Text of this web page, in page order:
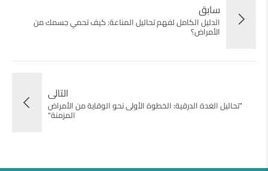
سابق
الدليل الكامل لفهم تحاليل المناعة: كيف تحمي جسمك من
الأمراض؟
التالى
"تحاليل الغدة الدرقية: الخطوة الأولى نحو الوقاية من الأمراض
المزمنة"